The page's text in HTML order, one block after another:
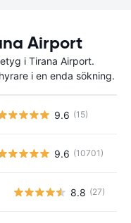
Airport
i Tirana Airport.
i en enda sökning.
9.6 (15)
9.6 (10701)
8.8 (27)